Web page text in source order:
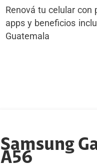
Renová tu celular con
apps y beneficios
Guatemala
Samsung
A56